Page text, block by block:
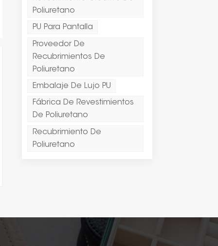
Poliuretano
PU Para Pantalla
Proveedor De
Recubrimientos De
Poliuretano
Embalaje De Lujo PU
Fábrica De Revestimientos
De Poliuretano
Recubrimiento De
Poliuretano